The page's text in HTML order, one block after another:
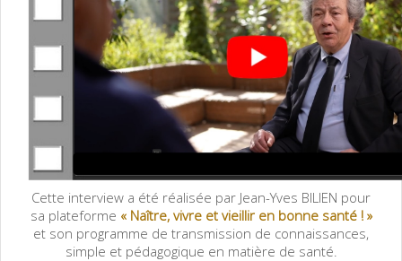
Cette interview a été réalisée par Jean-Yves BILIEN pour
sa plateforme « Naître, vivre et vieillir en bonne santé ! »
et son programme de transmission de connaissances,
simple et pédagogique en matière de santé.